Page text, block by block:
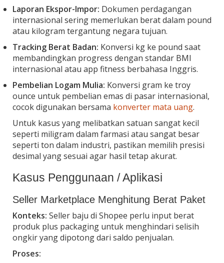
Laporan Ekspor-Impor: Dokumen perdagangan
internasional sering memerlukan berat dalam pound
atau kilogram tergantung negara tujuan.
Tracking Berat Badan: Konversi kg ke pound saat
membandingkan progress dengan standar BMI
internasional atau app fitness berbahasa Inggris.
Pembelian Logam Mulia: Konversi gram ke troy
ounce untuk pembelian emas di pasar internasional,
cocok digunakan bersama konverter mata uang.
Untuk kasus yang melibatkan satuan sangat kecil
seperti miligram dalam farmasi atau sangat besar
seperti ton dalam industri, pastikan memilih presisi
desimal yang sesuai agar hasil tetap akurat.
Kasus Penggunaan / Aplikasi
Seller Marketplace Menghitung Berat Paket
Konteks: Seller baju di Shopee perlu input berat
produk plus packaging untuk menghindari selisih
ongkir yang dipotong dari saldo penjualan.
Proses: